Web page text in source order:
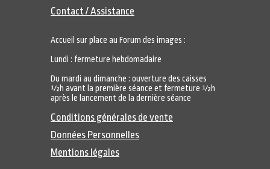
Contact / Assistance
Accueil sur place au Forum des images :
Lundi : fermeture hebdomadaire
Du mardi au dimanche : ouverture des caisses
½h avant la première séance et fermeture ½h
après le lancement de la dernière séance
Conditions générales de vente
Données Personnelles
Mentions légales